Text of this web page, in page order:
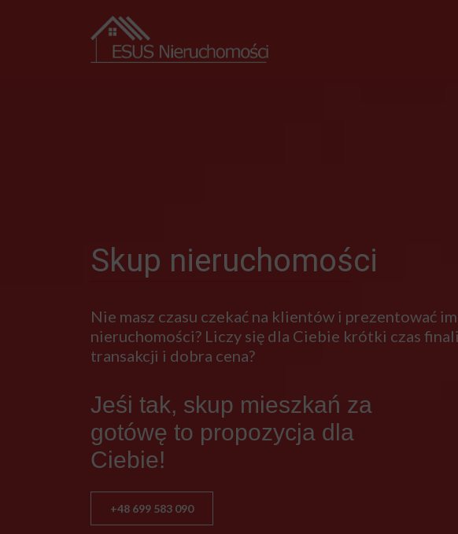
Skup nieruchomości
Nie masz czasu czekać na klientów i prezentować im
nieruchomości? Liczy się dla Ciebie krótki czas
transakcji i dobra cena?
Jeśi tak, skup mieszkań za
gotówę to propozycja dla
Ciebie!
+48 699 583 090